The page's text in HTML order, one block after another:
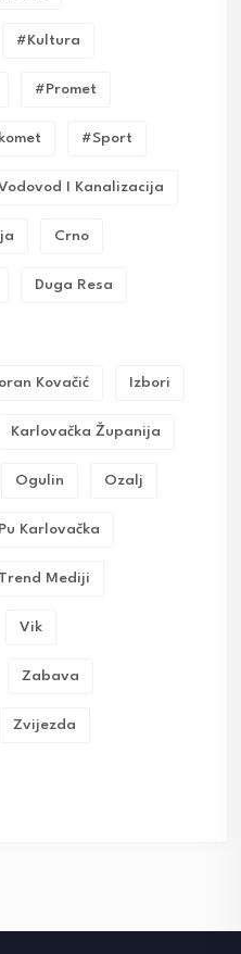
#kultura
#promet
#sport
I Kanalizacija
Crno
Duga Resa
Kovačić Izbori
Karlovačka Županija
Ogulin Ozalj
Pu Karlovačka
Trend Mediji
Vik
Zabava
Zvijezda